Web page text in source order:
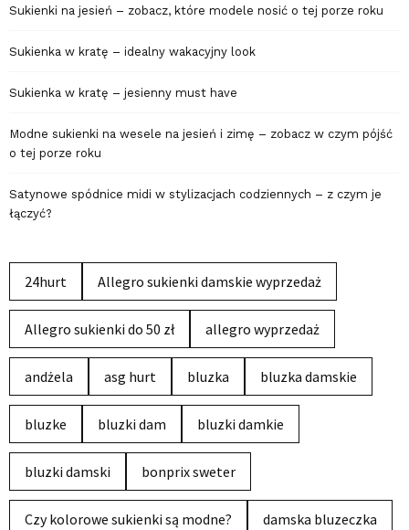
Sukienki na jesień – zobacz, które modele nosić o tej porze roku
Sukienka w kratę – idealny wakacyjny look
Sukienka w kratę – jesienny must have
Modne sukienki na wesele na jesień i zimę – zobacz w czym pójść
o tej porze roku
Satynowe spódnice midi w stylizacjach codziennych – z czym je
łączyć?
24hurt Allegro sukienki damskie wyprzedaż
Allegro sukienki do 50 zł allegro wyprzedaż
andżela asg hurt bluzka bluzka damskie
bluzke bluzki dam bluzki damkie
bluzki damski bonprix sweter
Czy kolorowe sukienki są modne? damska bluzeczka